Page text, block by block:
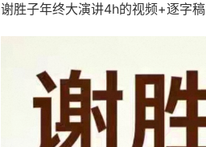
谢胜子年终大演讲4h的视频+逐字稿